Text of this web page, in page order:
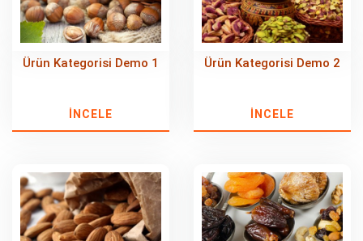
Ürün Kategorisi Demo 1
İNCELE
Ürün Kategorisi Demo 2
İNCELE